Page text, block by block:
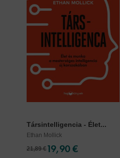
Társintelligencia - Élet...
Ethan Mollick
21,89 €19,90 €